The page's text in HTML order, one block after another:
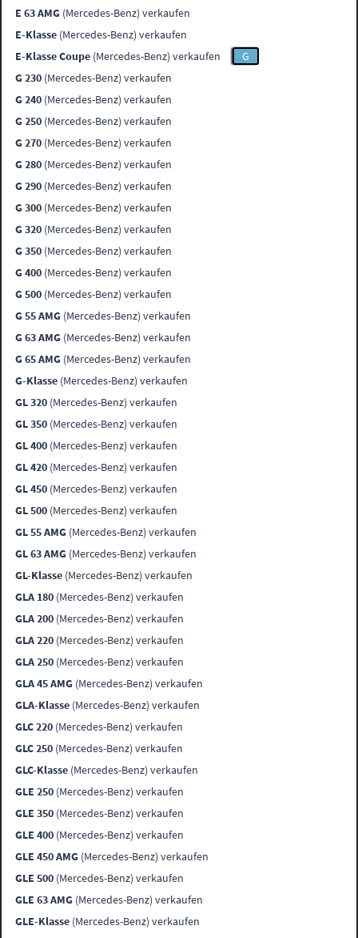
E 63 AMG (Mercedes-Benz) verkaufen
E-Klasse (Mercedes-Benz) verkaufen
E-Klasse Coupe (Mercedes-Benz) verkaufen
G
G 230 (Mercedes-Benz) verkaufen
G 240 (Mercedes-Benz) verkaufen
G 250 (Mercedes-Benz) verkaufen
G 270 (Mercedes-Benz) verkaufen
G 280 (Mercedes-Benz) verkaufen
G 290 (Mercedes-Benz) verkaufen
G 300 (Mercedes-Benz) verkaufen
G 320 (Mercedes-Benz) verkaufen
G 350 (Mercedes-Benz) verkaufen
G 400 (Mercedes-Benz) verkaufen
G 500 (Mercedes-Benz) verkaufen
G 55 AMG (Mercedes-Benz) verkaufen
G 63 AMG (Mercedes-Benz) verkaufen
G 65 AMG (Mercedes-Benz) verkaufen
G-Klasse (Mercedes-Benz) verkaufen
GL 320 (Mercedes-Benz) verkaufen
GL 350 (Mercedes-Benz) verkaufen
GL 400 (Mercedes-Benz) verkaufen
GL 420 (Mercedes-Benz) verkaufen
GL 450 (Mercedes-Benz) verkaufen
GL 500 (Mercedes-Benz) verkaufen
GL 55 AMG (Mercedes-Benz) verkaufen
GL 63 AMG (Mercedes-Benz) verkaufen
GL-Klasse (Mercedes-Benz) verkaufen
GLA 180 (Mercedes-Benz) verkaufen
GLA 200 (Mercedes-Benz) verkaufen
GLA 220 (Mercedes-Benz) verkaufen
GLA 250 (Mercedes-Benz) verkaufen
GLA 45 AMG (Mercedes-Benz) verkaufen
GLA-Klasse (Mercedes-Benz) verkaufen
GLC 220 (Mercedes-Benz) verkaufen
GLC 250 (Mercedes-Benz) verkaufen
GLC-Klasse (Mercedes-Benz) verkaufen
GLE 250 (Mercedes-Benz) verkaufen
GLE 350 (Mercedes-Benz) verkaufen
GLE 400 (Mercedes-Benz) verkaufen
GLE 450 AMG (Mercedes-Benz) verkaufen
GLE 500 (Mercedes-Benz) verkaufen
GLE 63 AMG (Mercedes-Benz) verkaufen
GLE-Klasse (Mercedes-Benz) verkaufen